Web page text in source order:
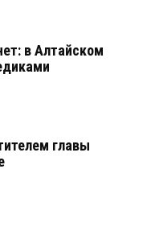
в Алтайском
главы